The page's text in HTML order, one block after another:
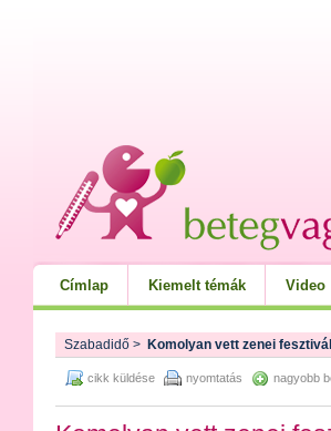
Címlap Kiemelt témák Video
Szabadidő > Komolyan vett zenei fesztivál
cikk küldése nyomtatás nagyobb